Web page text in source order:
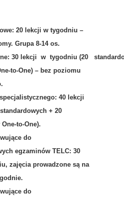
: 20 lekcji w tygodniu –
Grupa 8-14 os.
: 30 lekcji w tygodniu (20
to-One) – bez poziomu
: 40 lekcji
+ 20
to-One).
do
egzaminów TELC: 30
zajęcia prowadzone są na
do